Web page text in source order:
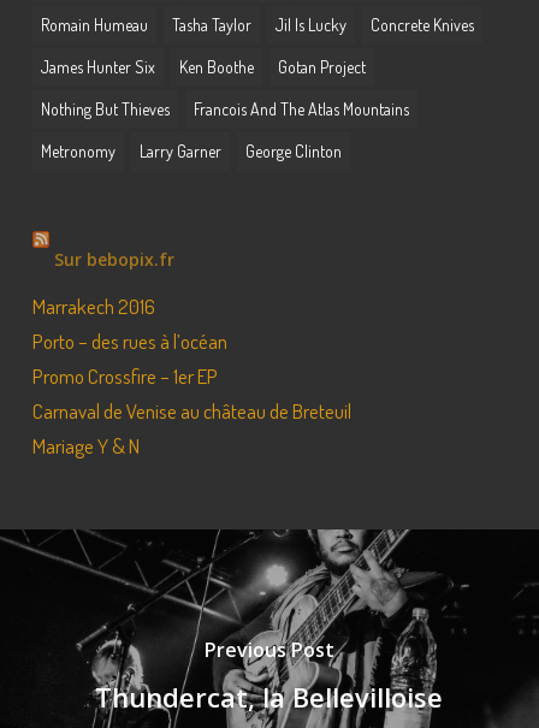
Romain Humeau Tasha Taylor Jil Is Lucky Concrete Knives
James Hunter Six Ken Boothe Gotan Project
Nothing But Thieves Francois And The Atlas Mountains
Metronomy Larry Garner George Clinton
Sur bebopix.fr
Marrakech 2016
Porto – des rues à l’océan
Promo Crossfire – 1er EP
Carnaval de Venise au château de Breteuil
Mariage Y & N
Previous Post
Thundercat, la Bellevilloise